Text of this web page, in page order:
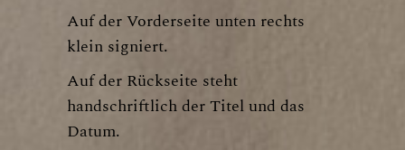
Auf der Vorderseite unten rechts
klein signiert.
Auf der Rückseite steht
handschriftlich der Titel und das
Datum.